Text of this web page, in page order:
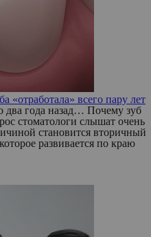
«отработала» всего пару лет
два года назад… Почему зуб
стоматологи слышат очень
становится вторичный
развивается по краю